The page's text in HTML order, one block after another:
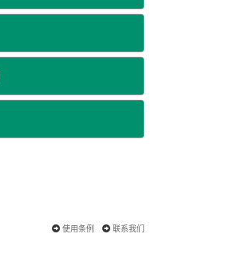
使用条例 联系我们